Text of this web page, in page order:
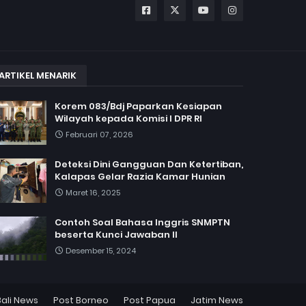
MENARIK
Korem 083/Bdj Paparkan Kesiapan
Wilayah kepada Komisi I DPR RI
Februari 07, 2026
Deteksi Dini Gangguan Dan Ketertiban,
Kalapas Gelar Razia Kamar Hunian
Maret 16, 2025
Contoh Soal Bahasa Inggris SNMPTN
beserta Kunci Jawaban II
Desember 15, 2024
News Post Borneo Post Papua Jatim News